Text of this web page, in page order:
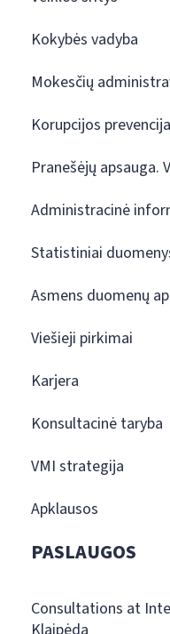
Kokybės vadyba
Mokesčių
Korupcijos prevencija
Pranešėjų apsauga.
Administracinė
Statistiniai
Asmens duomenų
Viešieji pirkimai
Karjera
Konsultacinė taryba
VMI strategija
Apklausos
PASLAUGOS
Consultations at
Klaipėda